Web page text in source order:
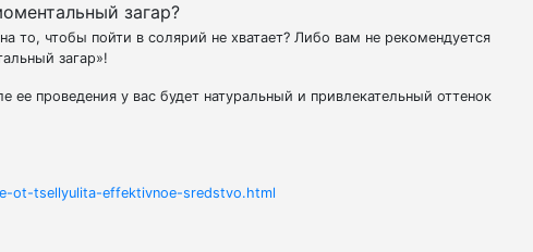
загар?
то, чтобы пойти в солярий не хватает? Либо вам не рекомендуется
загар»!
ее проведения у вас будет натуральный и привлекательный оттенок
ot-tsellyulita-effektivnoe-sredstvo.html